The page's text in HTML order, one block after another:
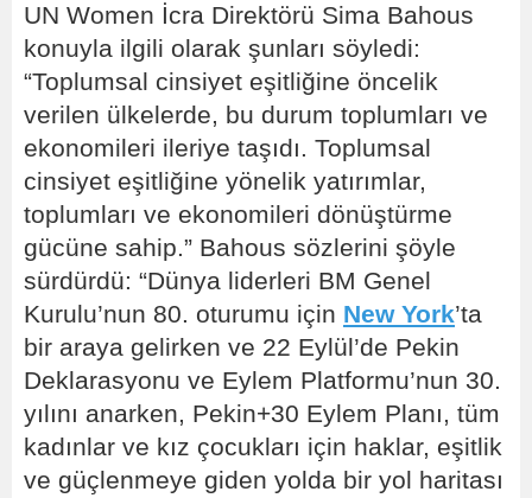
UN Women İcra Direktörü Sima Bahous
konuyla ilgili olarak şunları söyledi:
“Toplumsal cinsiyet eşitliğine öncelik
verilen ülkelerde, bu durum toplumları ve
ekonomileri ileriye taşıdı. Toplumsal
cinsiyet eşitliğine yönelik yatırımlar,
toplumları ve ekonomileri dönüştürme
gücüne sahip.” Bahous sözlerini şöyle
sürdürdü: “Dünya liderleri BM Genel
Kurulu’nun 80. oturumu için New York’ta
bir araya gelirken ve 22 Eylül’de Pekin
Deklarasyonu ve Eylem Platformu’nun 30.
yılını anarken, Pekin+30 Eylem Planı, tüm
kadınlar ve kız çocukları için haklar, eşitlik
ve güçlenmeye giden yolda bir yol haritası